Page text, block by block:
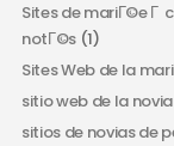
Sites de mariГ©e Г
notГ©s(1)
Sites Web de la
sitio web de la
sitios de novias de